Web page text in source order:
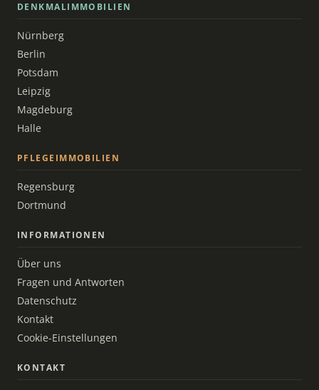
DENKMALIMMOBILIEN
Nürnberg
Berlin
Potsdam
Leipzig
Magdeburg
Halle
PFLEGEIMMOBILIEN
Regensburg
Dortmund
INFORMATIONEN
Über uns
Fragen und Antworten
Datenschutz
Kontakt
Cookie-Einstellungen
KONTAKT